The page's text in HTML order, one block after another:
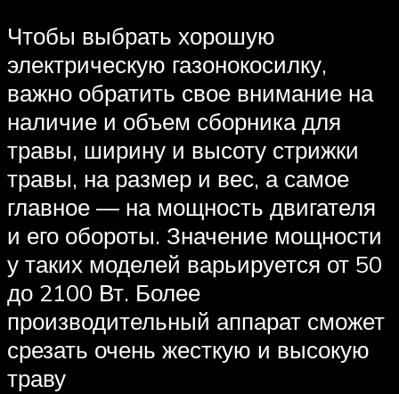
Чтобы выбрать хорошую
электрическую газонокосилку,
важно обратить свое внимание на
наличие и объем сборника для
травы, ширину и высоту стрижки
травы, на размер и вес, а самое
главное — на мощность двигателя
и его обороты. Значение мощности
у таких моделей варьируется от 50
до 2100 Вт. Более
производительный аппарат сможет
срезать очень жесткую и высокую
траву